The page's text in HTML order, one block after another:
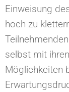
Einweisung
hoch zu
selbst mit
Möglichkeiten